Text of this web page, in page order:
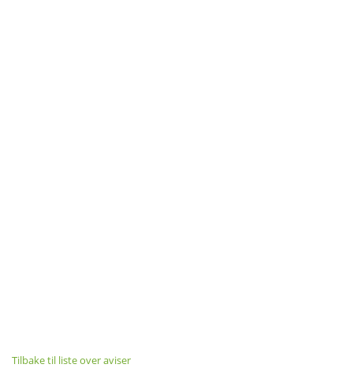
Tilbake til liste over aviser